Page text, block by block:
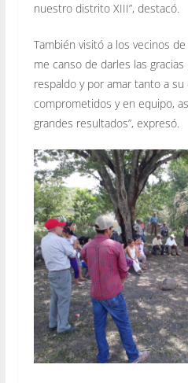
nuestro distrito XIII”, destacó.
También visitó a los vecinos de
me canso de darles las
respaldo y por amar tanto a
comprometidos y en equipo,
grandes resultados”, expresó.